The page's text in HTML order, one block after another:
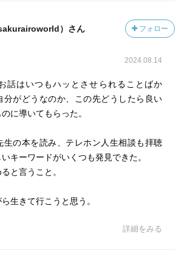
の体験より、他人からの是認をいつも
ついには喜びの体験そのものができなく
うなことを言っている。外側からの要求
る人は、幸福を得る力をも捨ててしま
とは、他人からの是認を生きがいにして
だろうか。
るかと思っていた私には、老人の我欲の
）さん フォロー
2024.08.14
話はいつもハッとさせられることばか
分がどうなのか、この先どうしたら良い
に導いてもらった。
生の本を読み、テレホン人生相談も拝聴
キーワードがいくつも発見できた。
と言うこと。
生きて行こうと思う。
詳細をみる